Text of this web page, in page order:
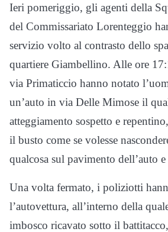
Ieri pomeriggio, gli agenti della
del Commissariato Lorenteggio
servizio volto al contrasto dello
quartiere Giambellino. Alle ore
via Primaticcio hanno notato
un’auto in via Delle Mimose il
atteggiamento sospetto e
il busto come se volesse
qualcosa sul pavimento dell’auto
Una volta fermato, i poliziotti
l’autovettura, all’interno della
imbosco ricavato sotto il